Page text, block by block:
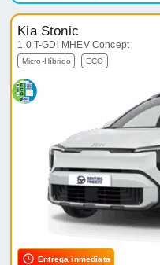
Kia Stonic
1.0 T-GDi MHEV Concept
Micro-Híbrido ECO
Entrega inmediata